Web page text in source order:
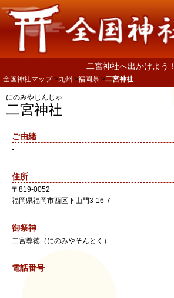
二宮神社へ出かけよう！
全国神社マップ 九州 福岡県 二宮神社
二宮神社
にのみやじんじゃ
ご由緒
-
住所
〒 819-0052
福岡県福岡市西区下山門3-16-7
御祭神
二宮尊徳（にのみやそんとく）
電話番号
-